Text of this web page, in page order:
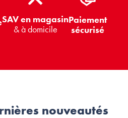
SAV en magasin
& à domicile
Paiement
sécurisé
nouveautés